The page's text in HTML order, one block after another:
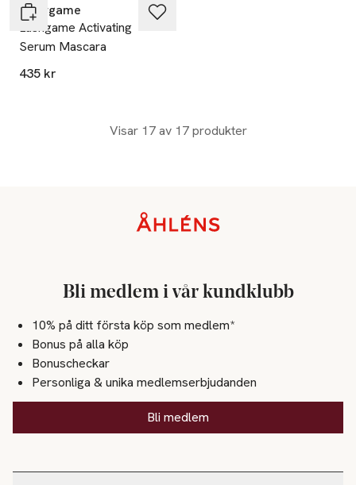
Browgame
Lashgame Activating
Serum Mascara
435 kr
Visar 17 av 17 produkter
Bli medlem i vår kundklubb
10% på ditt första köp som medlem*
Bonus på alla köp
Bonuscheckar
Personliga & unika medlemserbjudanden
Bli medlem